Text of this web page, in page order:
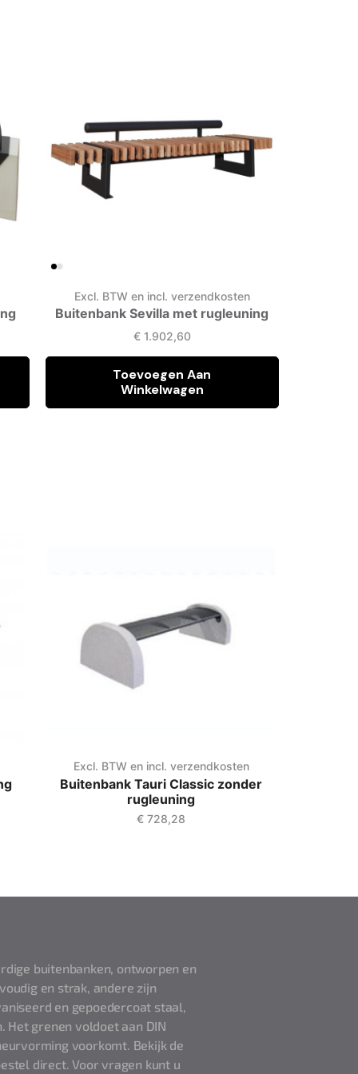
Excl. BTW en incl. verzendkosten
Buitenbank Sevilla met rugleuning
€1.902,60
Toevoegen Aan
Winkelwagen
Excl. BTW en incl. verzendkosten
Buitenbank Tauri Classic zonder
rugleuning
€ 728,28
buitenbanken, ontworpen en
en strak, andere zijn
en gepoedercoat staal,
Het grenen voldoet aan DIN
voorkomt. Bekijk de
direct. Voor vragen kunt u